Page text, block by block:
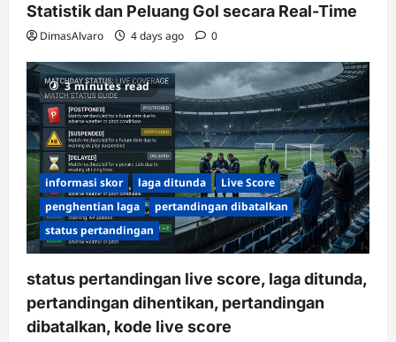
Statistik dan Peluang Gol secara Real-Time
DimasAlvaro 4 days ago 0
3 minutes read
informasi skor laga ditunda
Live Score
penghentian laga
pertandingan dibatalkan
status pertandingan
status pertandingan live score, laga ditunda,
pertandingan dihentikan, pertandingan
dibatalkan, kode live score